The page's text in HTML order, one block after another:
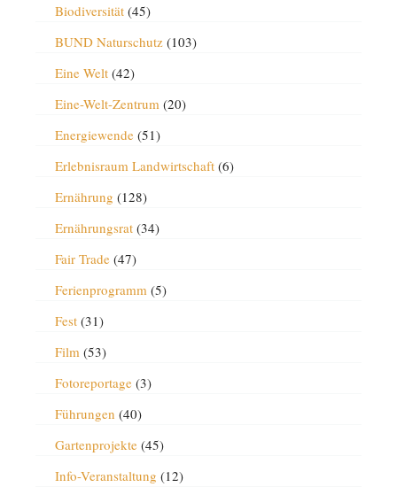
Biodiversität(45)
BUND Naturschutz(103)
Eine Welt(42)
Eine-Welt-Zentrum (20)
Energiewende(51)
Erlebnisraum Landwirtschaft(6)
Ernährung (128)
Ernährungsrat(34)
Fair Trade(47)
Ferienprogramm (5)
Fest(31)
Film (53)
Fotoreportage(3)
Führungen (40)
Gartenprojekte(45)
Info-Veranstaltung (12)